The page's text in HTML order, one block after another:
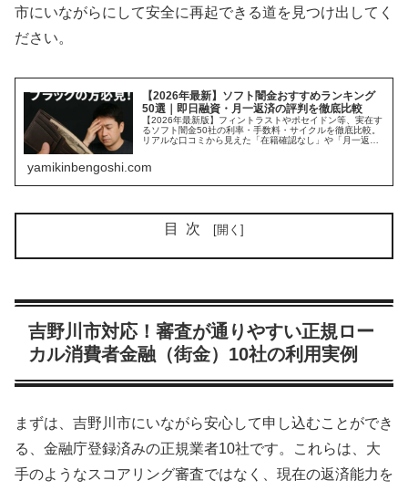
市にいながらにして安全に再起できる道を見つけ出してく
ださい。
【2026年最新】ソフト闇金おすすめランキング
50選｜即日融資・月一返済の評判を徹底比較
【2026年最新版】フィントラストやポセイドン等、実在す
るソフト闇金50社の利率・手数料・サイクルを徹底比較。
リアルな口コミから見えた「在籍確認なし」や「月一返
yamikinbengoshi.com
目次
吉野川市対応！審査が通りやすい正規ロー
カル消費者金融（街金）10社の利用実例
まずは、吉野川市にいながら安心して申し込むことができ
る、金融庁登録済みの正規業者10社です。これらは、大
手のようなスコアリング審査ではなく、現在の返済能力を